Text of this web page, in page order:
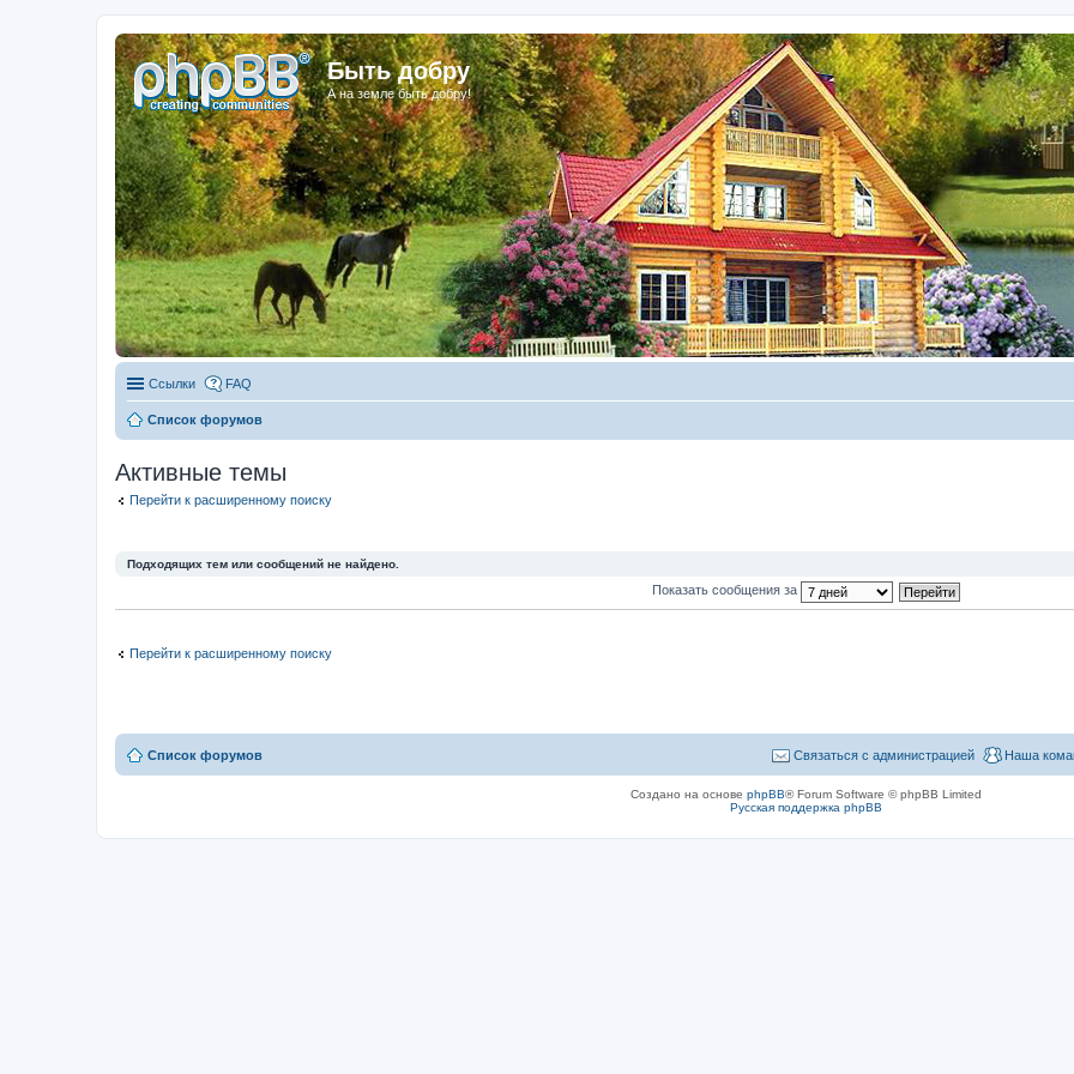
Быть добру
А на земле быть добру!
Ссылки FAQ
Список форумов
Активные темы
Перейти к расширенному поиску
Подходящих тем или сообщений не найдено.
Показать сообщения за
Перейти к расширенному поиску
Список форумов Наша
Связаться с администрацией
Создано на основе phpBB® Forum Software © phpBB Limited
Русская поддержка phpBB